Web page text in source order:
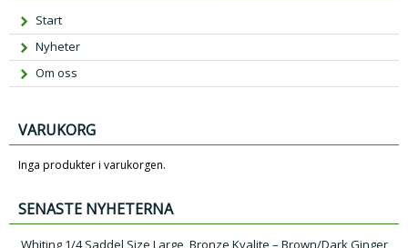
Start
Nyheter
Om oss
VARUKORG
Inga produkter i varukorgen.
SENASTE NYHETERNA
Whiting 1/4 Saddel Size Large, Bronze Kvalite – Brown/Dark Ginger